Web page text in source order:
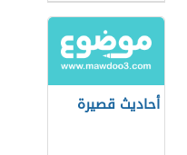
أحاديث قصيرة